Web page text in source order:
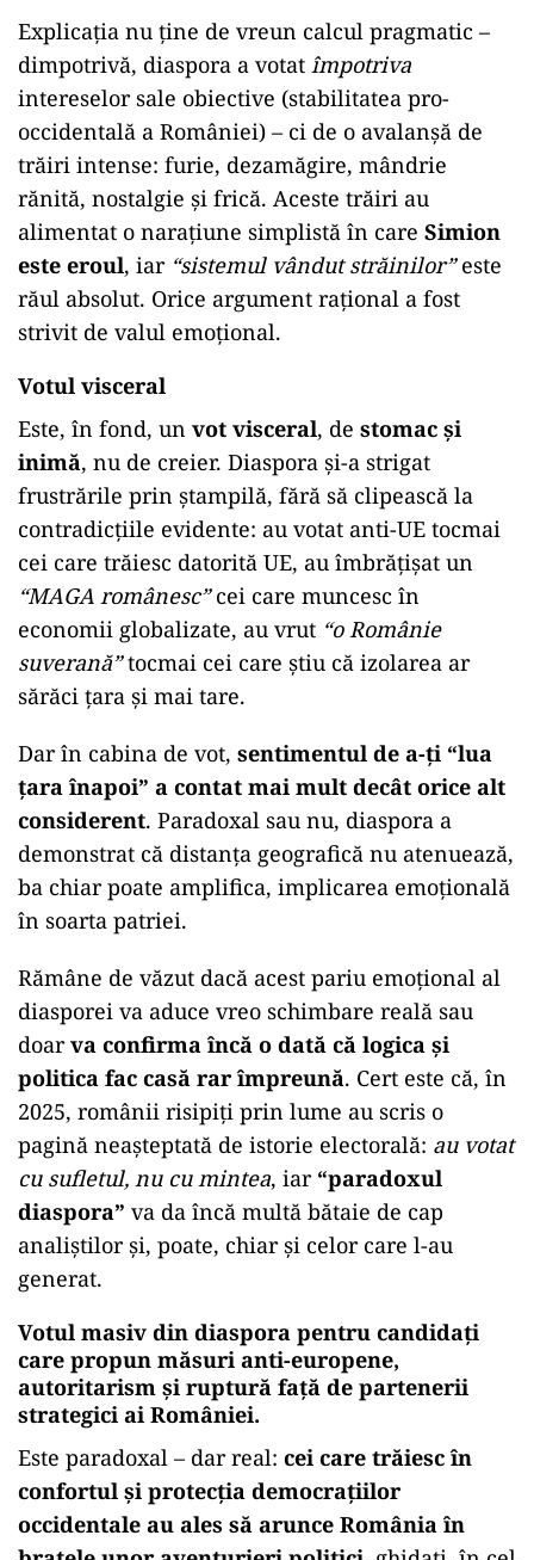
Explicația nu ține de vreun calcul pragmatic –
dimpotrivă, diaspora a votat împotriva
intereselor sale obiective (stabilitatea pro-
occidentală a României) – ci de o avalanșă de
trăiri intense: furie, dezamăgire, mândrie
rănită, nostalgie și frică. Aceste trăiri au
alimentat o narațiune simplistă în care Simion
este eroul, iar “sistemul vândut străinilor”este
răul absolut. Orice argument rațional a fost
strivit de valul emoțional.
Votul visceral
Este, în fond, un vot visceral, de stomac și
inimă, nu de creier. Diaspora și-a strigat
frustrările prin ștampilă, fără să clipească la
contradicțiile evidente: au votat anti-UE tocmai
cei care trăiesc datorită UE, au îmbrățișat un
“MAGA românesc”cei care muncesc în
economii globalizate, au vrut “o Românie
suverană”tocmai cei care știu că izolarea ar
sărăci țara și mai tare.
Dar în cabina de vot, sentimentul de a-ți “lua
țara înapoi” a contat mai mult decât orice alt
considerent. Paradoxal sau nu, diaspora a
demonstrat că distanța geografică nu atenuează,
ba chiar poate amplifica, implicarea emoțională
în soarta patriei.
Rămâne de văzut dacă acest pariu emoțional al
diasporei va aduce vreo schimbare reală sau
doarva confirma încă o dată că logica și
politica fac casă rar împreună. Cert este că, în
2025, românii risipiți prin lume au scris o
pagină neașteptată de istorie electorală: au votat
cu sufletul, nu cu mintea, iar “paradoxul
diaspora” va da încă multă bătaie de cap
analiștilor și, poate, chiar și celor care l-au
generat.
Votul masiv din diaspora pentru candidați
care propun măsuri anti-europene,
autoritarism și ruptură față de partenerii
strategici ai României.
Este paradoxal – dar real: cei care trăiesc în
confortul și protecția democrațiilor
occidentale au ales să arunce România în